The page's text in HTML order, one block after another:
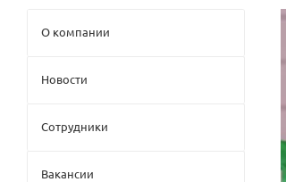
О компании
Новости
Сотрудники
Вакансии